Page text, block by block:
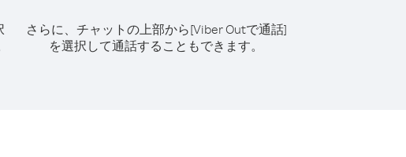
さらに、チャットの上部から[Viber Outで通話]
を選択して通話することもできます。